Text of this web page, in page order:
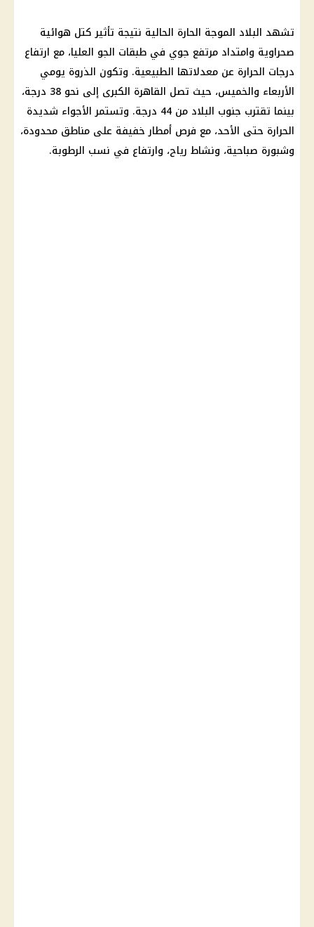
تشهد البلاد الموجة الحارة الحالية نتيجة تأثير كتل هوائية
صحراوية وامتداد مرتفع جوي في طبقات الجو العليا، مع ارتفاع
درجات الحرارة عن معدلاتها الطبيعية. وتكون الذروة يومي
الأربعاء والخميس، حيث تصل القاهرة الكبرى إلى نحو 38 درجة،
بينما تقترب جنوب البلاد من 44 درجة. وتستمر الأجواء شديدة
الحرارة حتى الأحد، مع فرص أمطار خفيفة على مناطق محدودة،
وشبورة صباحية، ونشاط رياح، وارتفاع في نسب الرطوبة.